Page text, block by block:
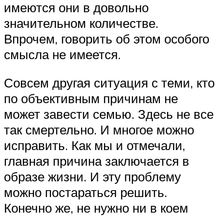
имеются они в довольно
значительном количестве.
Впрочем, говорить об этом особого
смысла не имеется.
Совсем другая ситуация с теми, кто
по объективным причинам не
может завести семью. Здесь не все
так смертельно. И многое можно
исправить. Как мы и отмечали,
главная причина заключается в
образе жизни. И эту проблему
можно постараться решить.
Конечно же, не нужно ни в коем